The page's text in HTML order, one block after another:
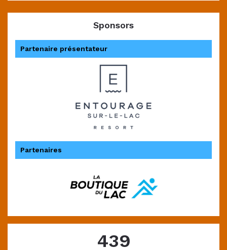
50 %
Sponsors
Partenaire présentateur
Partenaires
439